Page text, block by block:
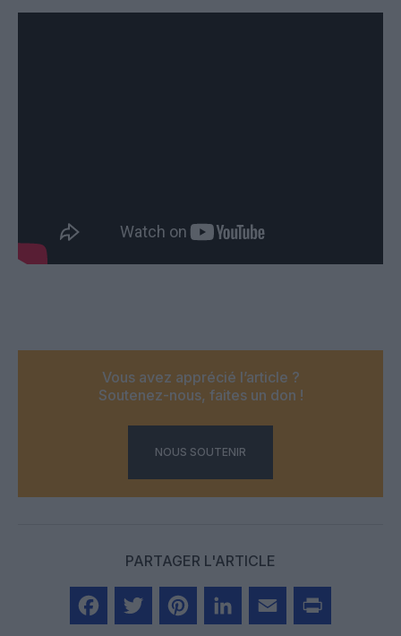
Vous avez apprécié l’article ?
Soutenez-nous, faites un don !
NOUS SOUTENIR
PARTAGER L'ARTICLE